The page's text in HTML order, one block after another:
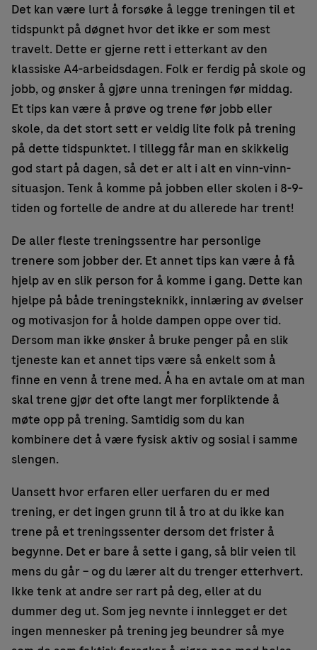
Det kan være lurt å forsøke å legge treningen til et
tidspunkt på døgnet hvor det ikke er som mest
travelt. Dette er gjerne rett i etterkant av den
klassiske A4-arbeidsdagen. Folk er ferdig på skole og
jobb, og ønsker å gjøre unna treningen før middag.
Et tips kan være å prøve og trene før jobb eller
skole, da det stort sett er veldig lite folk på trening
på dette tidspunktet. I tillegg får man en skikkelig
god start på dagen, så det er alt i alt en vinn-vinn-
situasjon. Tenk å komme på jobben eller skolen i 8-9-
tiden og fortelle de andre at du allerede har trent!
De aller fleste treningssentre har personlige
trenere som jobber der. Et annet tips kan være å få
hjelp av en slik person for å komme i gang. Dette kan
hjelpe på både treningsteknikk, innlæring av øvelser
og motivasjon for å holde dampen oppe over tid.
Dersom man ikke ønsker å bruke penger på en slik
tjeneste kan et annet tips være så enkelt som å
finne en venn å trene med. Å ha en avtale om at man
skal trene gjør det ofte langt mer forpliktende å
møte opp på trening. Samtidig som du kan
kombinere det å være fysisk aktiv og sosial i samme
slengen.
Uansett hvor erfaren eller uerfaren du er med
trening, er det ingen grunn til å tro at du ikke kan
trene på et treningssenter dersom det frister å
begynne. Det er bare å sette i gang, så blir veien til
mens du går – og du lærer alt du trenger etterhvert.
Ikke tenk at andre ser rart på deg, eller at du
dummer deg ut. Som jeg nevnte i innlegget er det
ingen mennesker på trening jeg beundrer så mye